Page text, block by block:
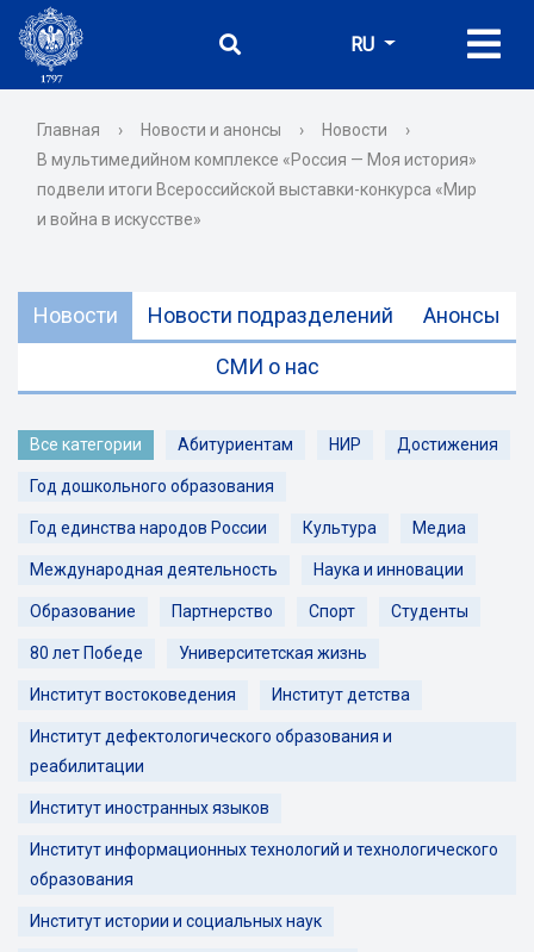
RU
Главная › Новости и анонсы › Новости
›
В мультимедийном комплексе «Россия — Моя история»
подвели итоги Всероссийской выставки-конкурса «Мир
и война в искусстве»
Новости Новости подразделений Анонсы
СМИ о нас
Все категории Абитуриентам НИР Достижения
Год дошкольного образования
Год единства народов России Культура Медиа
Международная деятельность Наука и инновации
Образование Партнерство Спорт Студенты
80 лет Победе Университетская жизнь
Институт востоковедения Институт детства
Институт дефектологического образования и
реабилитации
Институт иностранных языков
Институт информационных технологий и технологического
образования
Институт истории и социальных наук